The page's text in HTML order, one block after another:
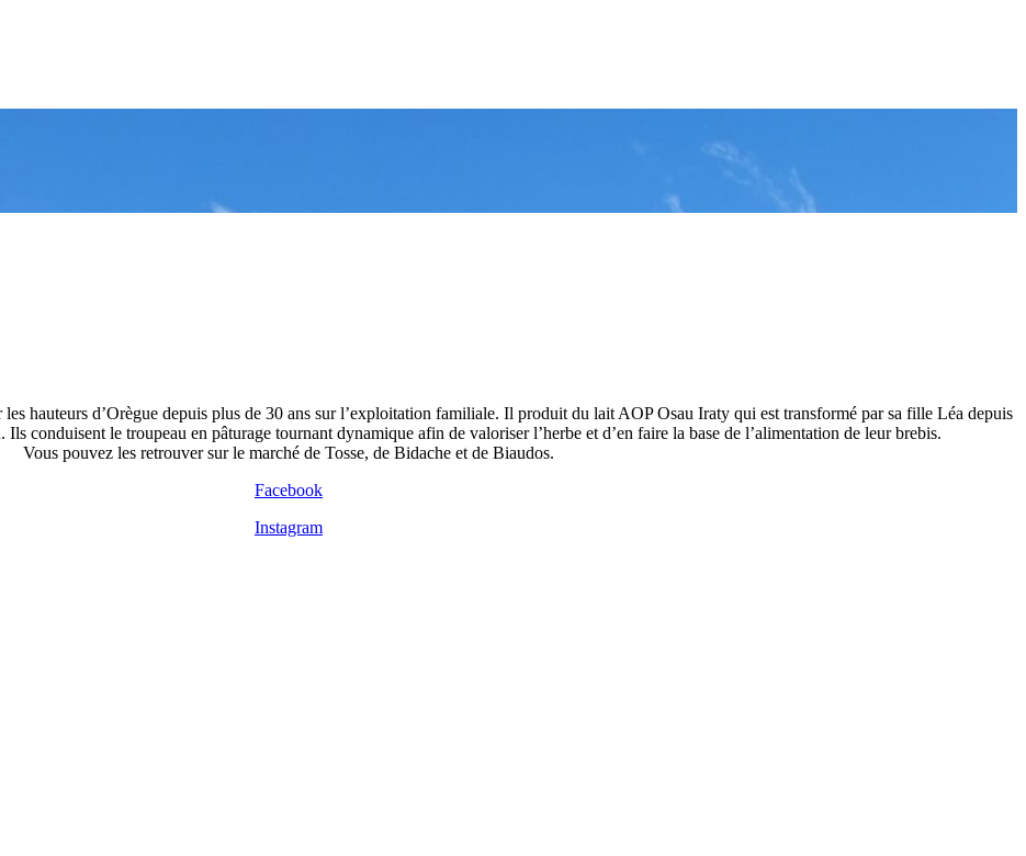
les hauteurs d’Orègue depuis plus de 30 ans sur l’exploitation familiale. Il produit du lait AOP Osau Iraty qui est transformé par sa fille Léa depuis
conduisent le troupeau en pâturage tournant dynamique afin de valoriser l’herbe et d’en faire la base de l’alimentation de leur brebis.
Vous pouvez les retrouver sur le marché de Tosse, de Bidache et de Biaudos.
Facebook
Instagram